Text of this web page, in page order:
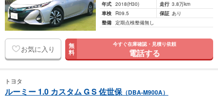
年式 2018(H30) 走行 3.8万km
車検
R09.5 保証 あり
整備 定期点検整備無し
お気に入り 無
料
今すぐ在庫確認・見積り依頼
電話する
トヨタ
ルーミー 1.0 カスタム G S 佐世保（DBA-M900A）